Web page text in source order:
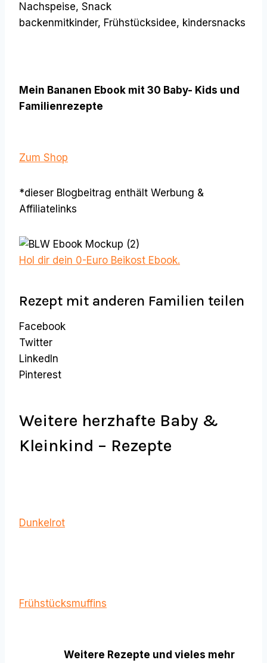
Nachspeise, Snack
backenmitkinder, Frühstücksidee, kindersnacks
Mein Bananen Ebook mit 30 Baby- Kids und
Familienrezepte
Zum Shop
*dieser Blogbeitrag enthält Werbung &
Affiliatelinks
Hol dir dein 0-Euro Beikost Ebook.
Rezept mit anderen Familien teilen
Facebook
Twitter
LinkedIn
Pinterest
Weitere herzhafte Baby &
Kleinkind – Rezepte
Dunkelrot
Frühstücksmuffins
Weitere Rezepte und vieles mehr